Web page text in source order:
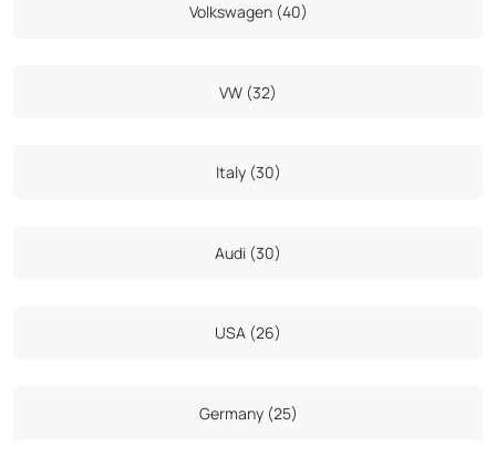
Volkswagen (40)
VW (32)
Italy (30)
Audi (30)
USA (26)
Germany (25)